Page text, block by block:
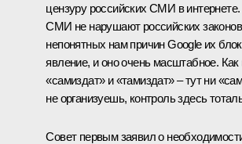
цензуру российских СМИ в
СМИ не нарушают российских
непонятных нам причин Google их
явление, и оно очень масштабное.
«самиздат» и «тамиздат» – тут ни
не организуешь, контроль здесь
Совет первым заявил о